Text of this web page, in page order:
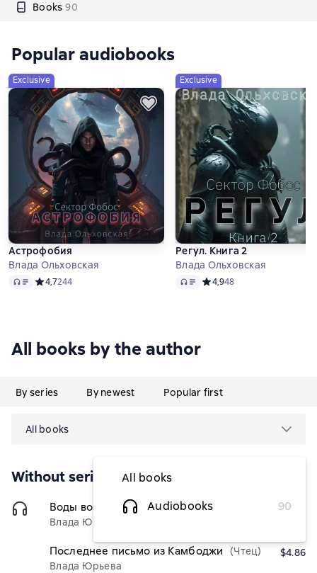
Books 90
Popular audiobooks
Exclusive
Астрофобия
Влада Ольховская
Audio Средний рейтинг 4,7 на основе 244 оценок
4,7244
Exclusive
Регул. Книга 2
Влада Ольховская
Audio Средний рейтинг 4,9 на
4,948
All books by the author
By series By newest Popular first
All books
All books
Audiobooks
90
Without series
Воды возле Африки (Чтец)
Влада Юрьева
$4.86
Последнее письмо из Камбоджи
(Чтец)
Влада Юрьева
$4.86